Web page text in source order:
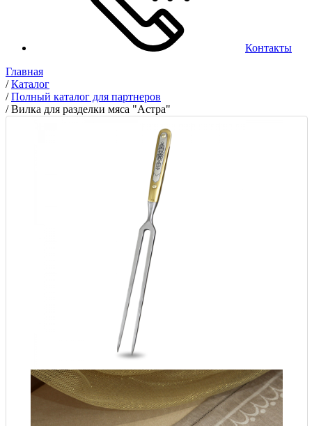
Контакты
Главная
/Каталог
/Полный каталог для партнеров
/Вилка для разделки мяса "Астра"